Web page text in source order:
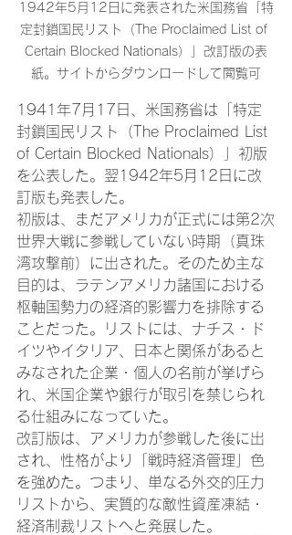
1942年5月12日に発表された米国務省「特
定封鎖国民リスト（The Proclaimed List of
Certain Blocked Nationals）」改訂版の表
紙。サイトからダウンロードして閲覧可
1941年7月17日、米国務省は「特定
封鎖国民リスト（The Proclaimed List
of Certain Blocked Nationals）」初版
を公表した。翌1942年5月12日に改
訂版も発表した。
初版は、まだアメリカが正式には第2次
世界大戦に参戦していない時期（真珠
湾攻撃前）に出された。そのため主な
目的は、ラテンアメリカ諸国における
枢軸国勢力の経済的影響力を排除する
ことだった。リストには、ナチス・ド
イツやイタリア、日本と関係があると
みなされた企業・個人の名前が挙げら
れ、米国企業や銀行が取引を禁じられ
る仕組みになっていた。
改訂版は、アメリカが参戦した後に出
され、性格がより「戦時経済管理」色
を強めた。つまり、単なる外交的圧力
リストから、実質的な敵性資産凍結・
経済制裁リストへと発展した。